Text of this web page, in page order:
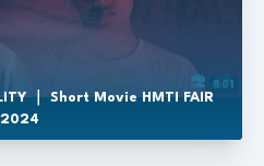
｜ Short Movie HMTI FAIR
2024